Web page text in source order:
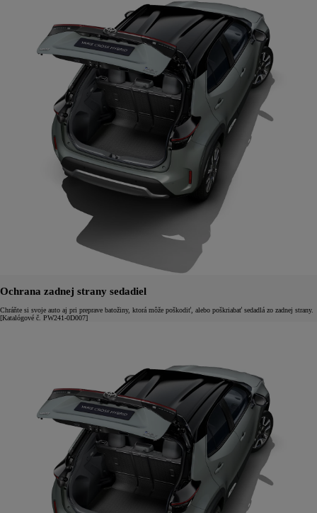
Ochrana zadnej strany sedadiel
Chráňte si svoje auto aj pri preprave batožiny, ktorá môže poškodiť, alebo poškriabať sedadlá zo zadnej strany.
[Katalógové č. PW241-0D007]